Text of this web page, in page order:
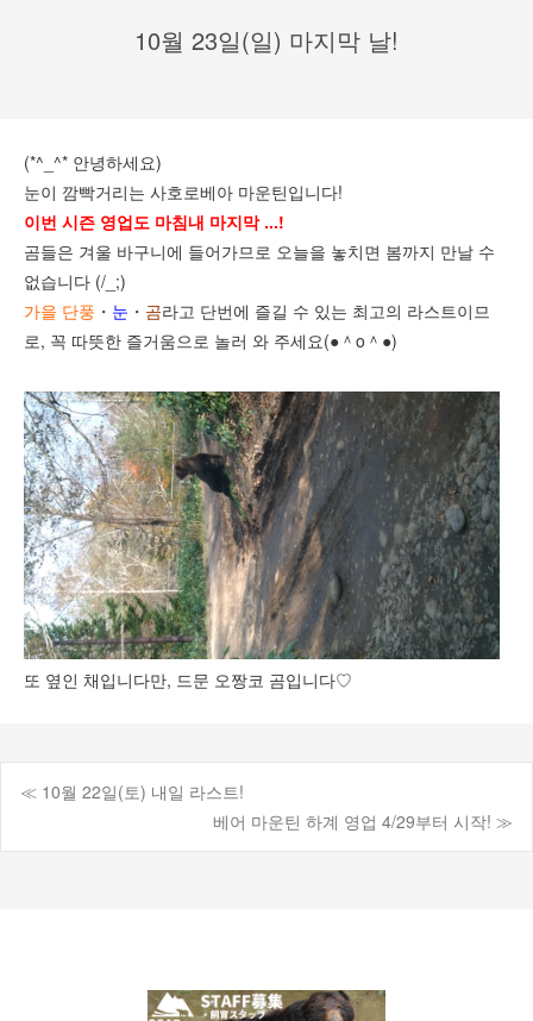
10월 23일(일) 마지막 날!
(*^_^* 안녕하세요)
눈이 깜빡거리는 사호로베아 마운틴입니다!
이번 시즌 영업도 마침내 마지막 ...!
곰들은 겨울 바구니에 들어가므로 오늘을 놓치면 봄까지 만날 수
없습니다 (/_;)
가을 단풍 ・ 눈 ・ 곰라고 단번에 즐길 수 있는 최고의 라스트이므
로, 꼭 따뜻한 즐거움으로 놀러 와 주세요(●＾o＾●)
또 옆인 채입니다만, 드문 오짱코 곰입니다♡
게
≪ 10월 22일(토) 내일 라스트!
베어 마운틴 하계 영업 4/29부터 시작! ≫